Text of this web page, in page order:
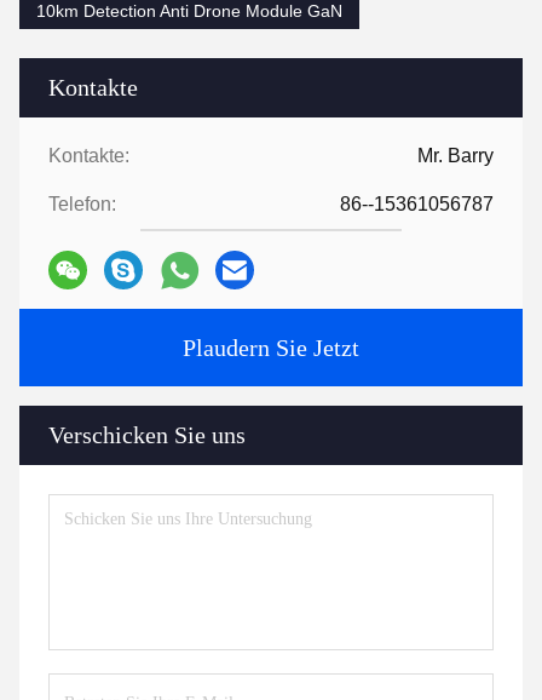
Kontakte
Kontakte: Mr. Barry
Telefon: 86--15361056787
Plaudern Sie Jetzt
Verschicken Sie uns
10km Detection Anti Drone Module GaN